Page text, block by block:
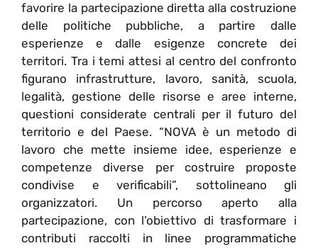
favorire la partecipazione diretta alla costruzione
delle politiche pubbliche, a partire dalle
esperienze e dalle esigenze concrete dei
territori. Tra i temi attesi al centro del confronto
figurano infrastrutture, lavoro, sanità, scuola,
legalità, gestione delle risorse e aree interne,
questioni considerate centrali per il futuro del
territorio e del Paese. “NOVA è un metodo di
lavoro che mette insieme idee, esperienze e
competenze diverse per costruire proposte
condivise e verificabili”, sottolineano gli
organizzatori. Un percorso aperto alla
partecipazione, con l’obiettivo di trasformare i
contributi raccolti in linee programmatiche